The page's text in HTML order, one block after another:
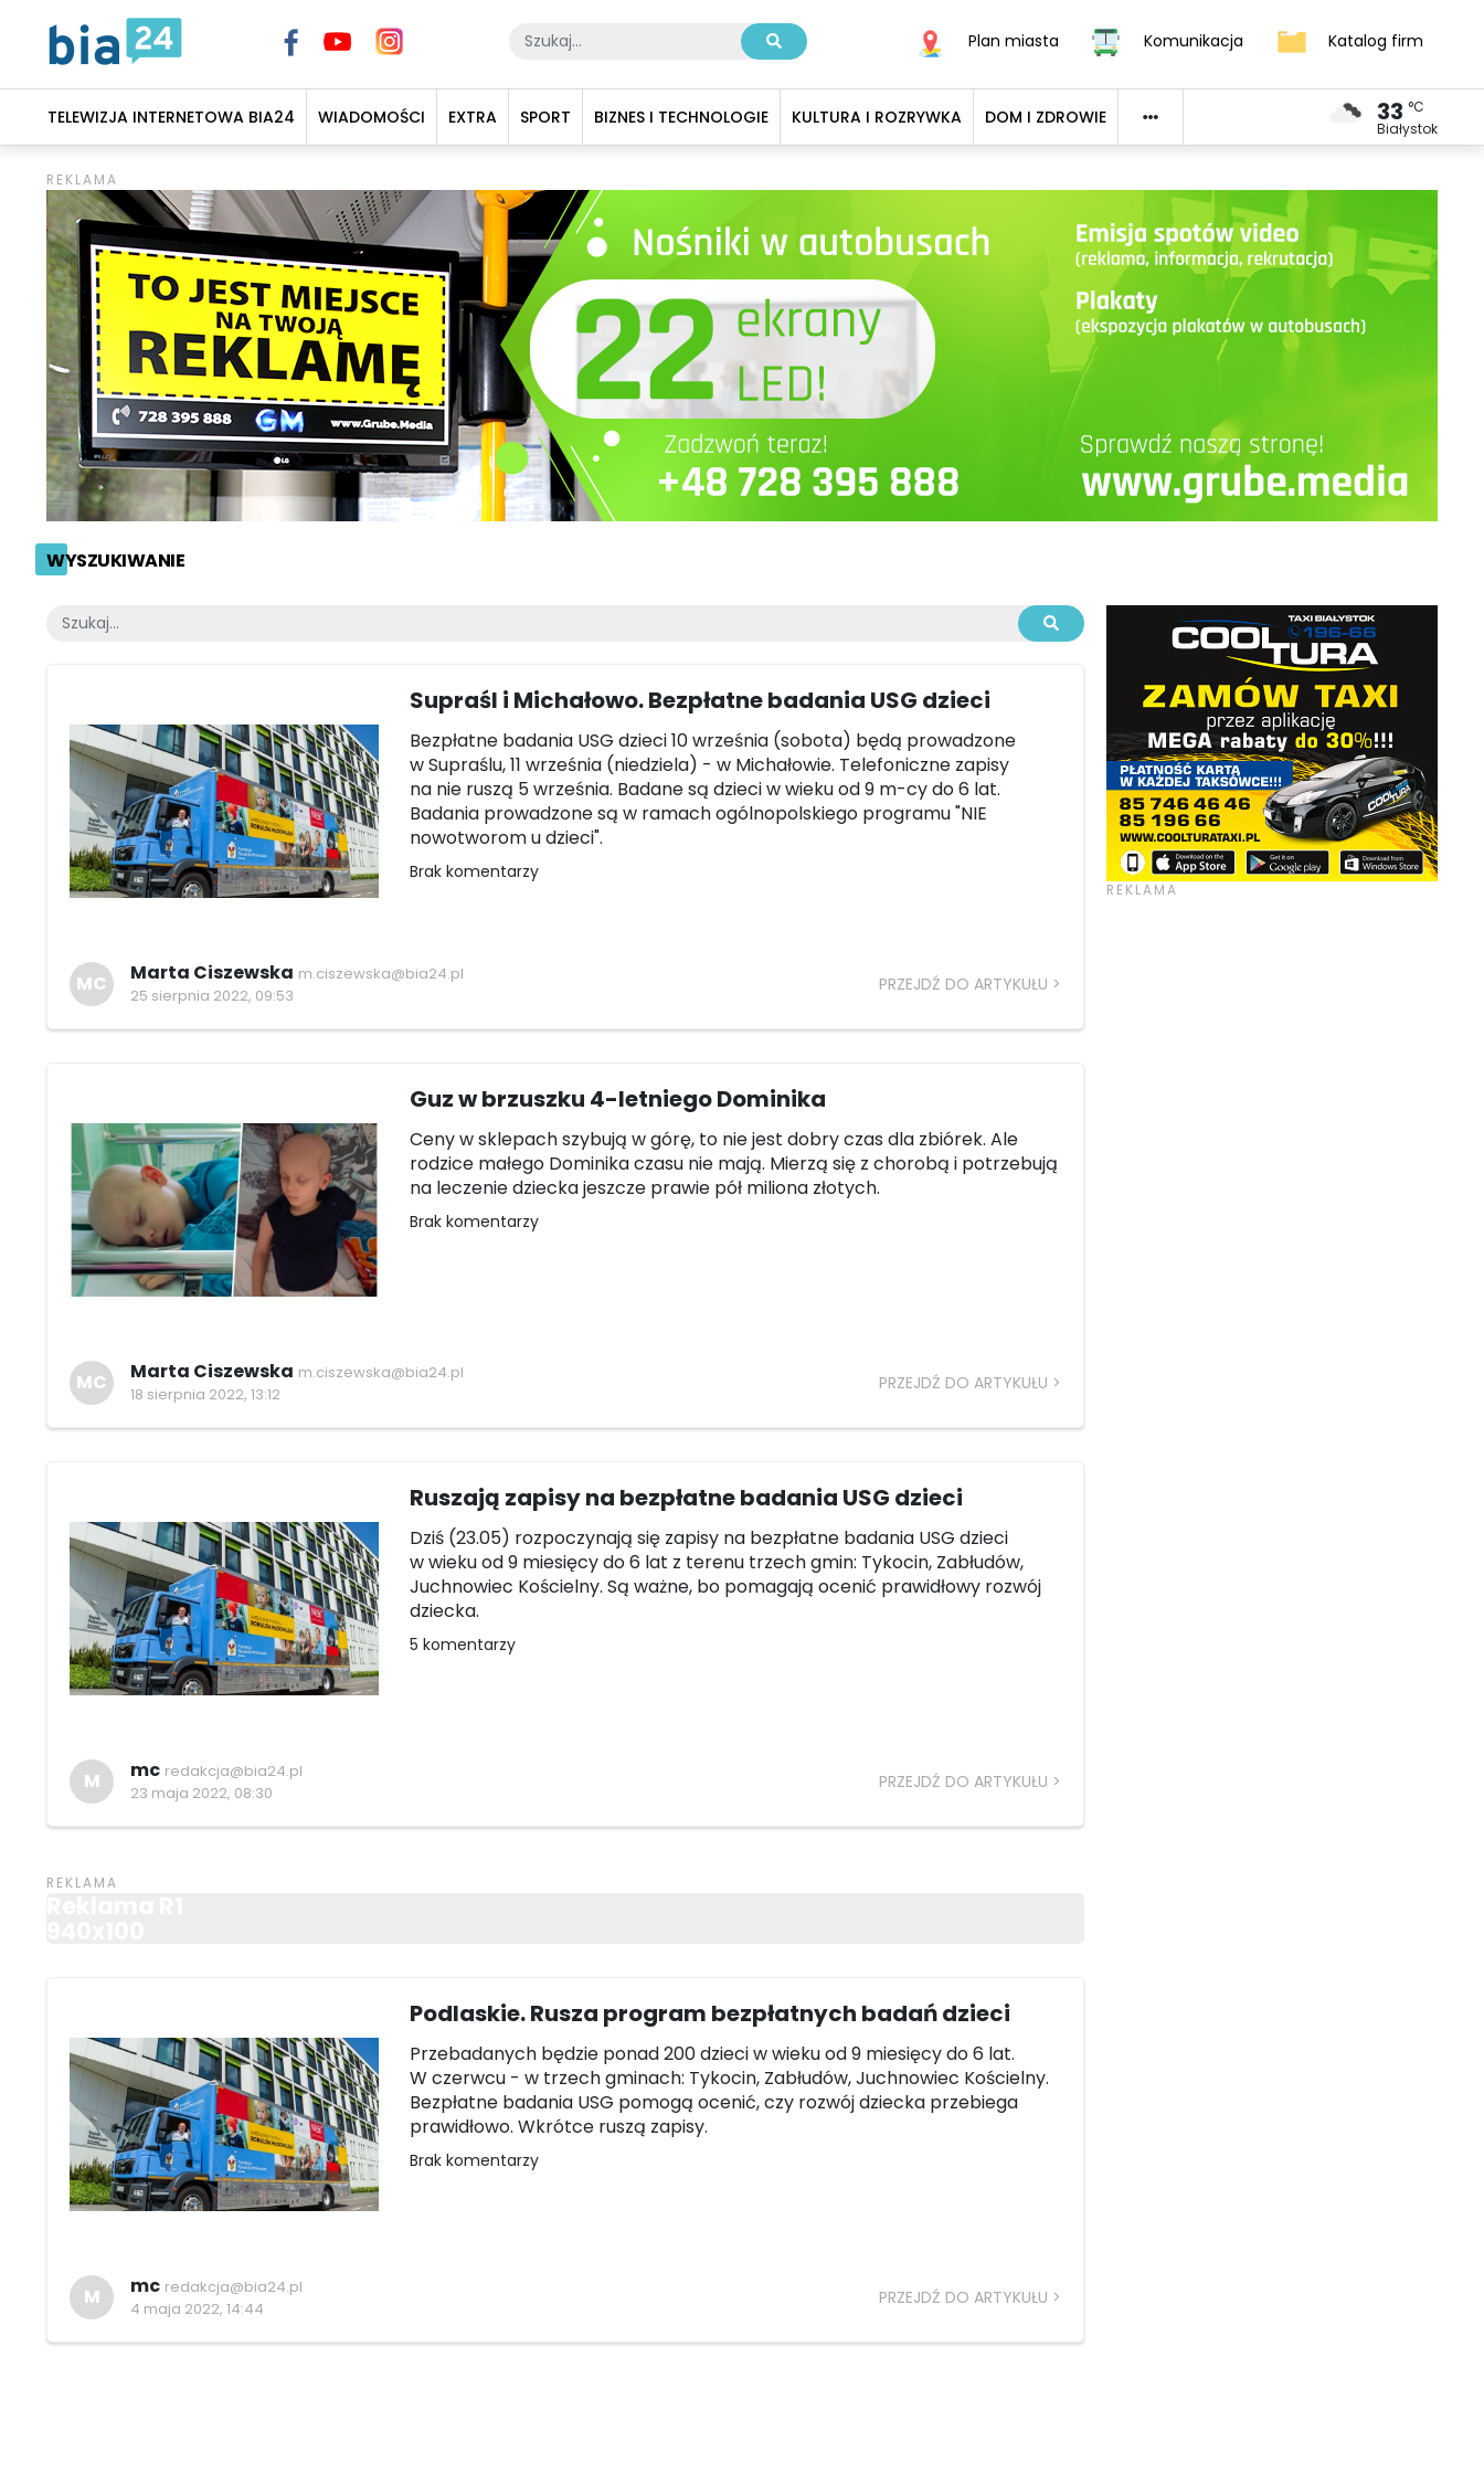
Plan miasta Komunikacja Katalog firm
TELEWIZJA INTERNETOWA BIA24 WIADOMOŚCI EXTRA SPORT BIZNES I TECHNOLOGIE KULTURA I ROZRYWKA DOM I ZDROWIE 33 °C
Białystok
WYSZUKIWANIE
Supraśl i Michałowo. Bezpłatne badania USG dzieci
Bezpłatne badania USG dzieci 10 września (sobota) będą prowadzone
w Supraślu, 11 września (niedziela) - w Michałowie. Telefoniczne zapisy
na nie ruszą 5 września. Badane są dzieci w wieku od 9 m-cy do 6 lat.
Badania prowadzone są w ramach ogólnopolskiego programu "NIE
nowotworom u dzieci".
Brak komentarzy
MC Marta Ciszewska m.ciszewska@bia24.pl
25 sierpnia 2022, 09:53
PRZEJDŹ DO ARTYKUŁU
Guz w brzuszku 4-letniego Dominika
Ceny w sklepach szybują w górę, to nie jest dobry czas dla zbiórek. Ale
rodzice małego Dominika czasu nie mają. Mierzą się z chorobą i potrzebują
na leczenie dziecka jeszcze prawie pół miliona złotych.
Brak komentarzy
MC Marta Ciszewska m.ciszewska@bia24.pl
18 sierpnia 2022, 13:12
PRZEJDŹ DO ARTYKUŁU
Ruszają zapisy na bezpłatne badania USG dzieci
Dziś (23.05) rozpoczynają się zapisy na bezpłatne badania USG dzieci
w wieku od 9 miesięcy do 6 lat z terenu trzech gmin: Tykocin, Zabłudów,
Juchnowiec Kościelny. Są ważne, bo pomagają ocenić prawidłowy rozwój
dziecka.
5 komentarzy
M mc redakcja@bia24.pl
23 maja 2022, 08:30
PRZEJDŹ DO ARTYKUŁU
Podlaskie. Rusza program bezpłatnych badań dzieci
Przebadanych będzie ponad 200 dzieci w wieku od 9 miesięcy do 6 lat.
W czerwcu - w trzech gminach: Tykocin, Zabłudów, Juchnowiec Kościelny.
Bezpłatne badania USG pomogą ocenić, czy rozwój dziecka przebiega
prawidłowo. Wkrótce ruszą zapisy.
Brak komentarzy
M mc redakcja@bia24.pl
4 maja 2022, 14:44
PRZEJDŹ DO ARTYKUŁU